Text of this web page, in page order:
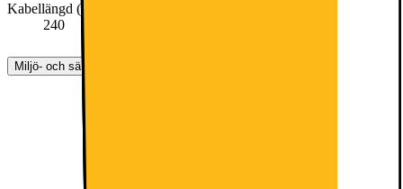
Kabellängd (cm)
240
Miljö- och säkerhetsinformation